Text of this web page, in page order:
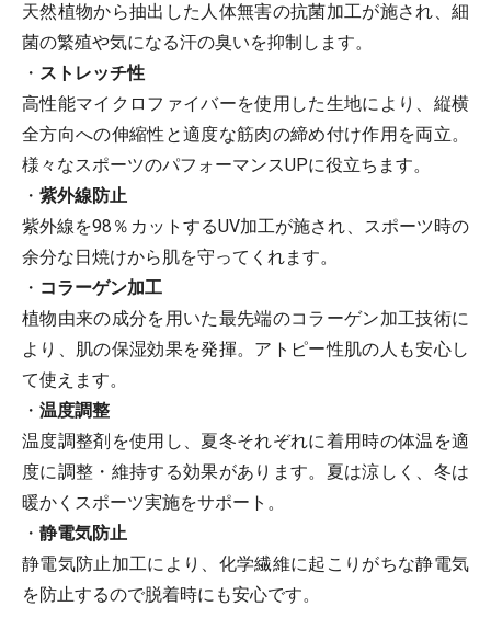
天然植物から抽出した人体無害の抗菌加工が施され、細
菌の繁殖や気になる汗の臭いを抑制します。
・ ストレッチ性
高性能マイクロファイバーを使用した生地により、縦横
全方向への伸縮性と適度な筋肉の締め付け作用を両立。
様々なスポーツのパフォーマンスUPに役立ちます。
・ 紫外線防止
紫外線を98％カットするUV加工が施され、スポーツ時の
余分な日焼けから肌を守ってくれます。
・ コラーゲン加工
植物由来の成分を用いた最先端のコラーゲン加工技術に
より、肌の保湿効果を発揮。アトピー性肌の人も安心し
て使えます。
・ 温度調整
温度調整剤を使用し、夏冬それぞれに着用時の体温を適
度に調整・維持する効果があります。夏は涼しく、冬は
暖かくスポーツ実施をサポート。
・ 静電気防止
静電気防止加工により、化学繊維に起こりがちな静電気
を防止するので脱着時にも安心です。